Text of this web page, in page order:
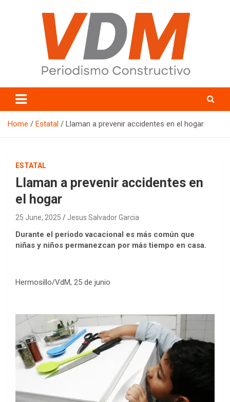
valledelmayo.com
Home Estatal Llaman a prevenir accidentes en el hogar
ESTATAL
Llaman a prevenir accidentes en
el hogar
25 June, 2025 Jesus Salvador Garcia
Durante el periodo vacacional es más común que
niñas y niños permanezcan por más tiempo en casa.
Hermosillo/VdM, 25 de junio